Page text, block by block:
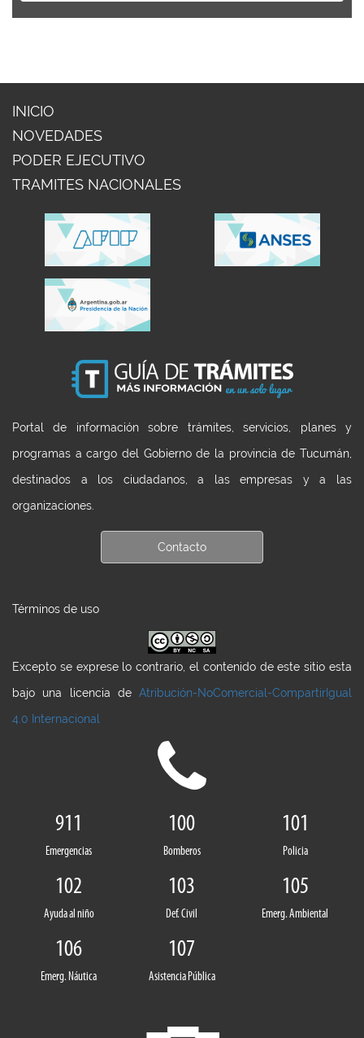
INICIO
NOVEDADES
PODER EJECUTIVO
TRAMITES NACIONALES
Portal de información sobre trámites, servicios, planes y
programas a cargo del Gobierno de la provincia de Tucumán,
destinados a los ciudadanos, a las empresas y a las
organizaciones.
Contacto
Términos de uso
Excepto se exprese lo contrario, el contenido de este sitio esta
bajo una licencia de Atribución-NoComercial-CompartirIgual
4.0 Internacional
911
Emergencias
100
Bomberos
101
Policia
102
Ayuda al niño
103
Def. Civil
105
Emerg. Ambiental
106
Emerg. Náutica
107
Asistencia Pública